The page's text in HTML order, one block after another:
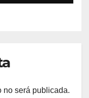
no será publicada.